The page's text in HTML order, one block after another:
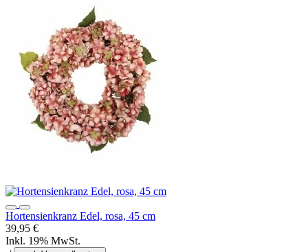
Hortensienkranz Edel, rosa, 45 cm
39,95 €
Inkl. 19% MwSt.